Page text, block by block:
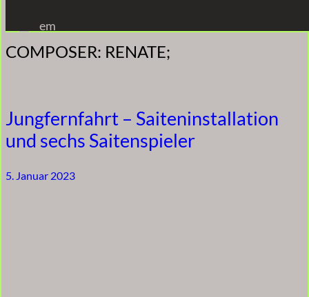
Inhalt
springen
em
COMPOSER: RENATE;
Jungfernfahrt – Saiteninstallation
und sechs Saitenspieler
5. Januar 2023